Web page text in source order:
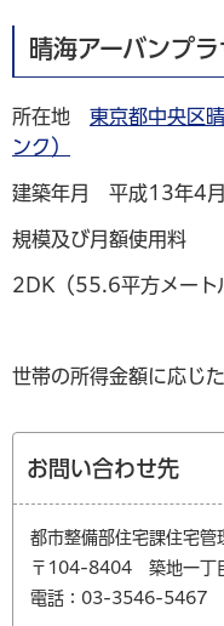
晴海アーバンプ
所在地 東京都中央区
ンク）
建築年月 平成13年4月
規模及び月額使用料
2DK（55.6平方メート
世帯の所得金額に応じ
お問い合わせ先
都市整備部住宅課住宅管
〒104-8404 築地一丁
電話：03-3546-5467